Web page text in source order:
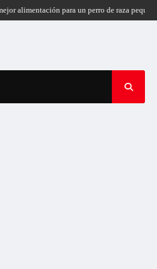
para un perro de raza pequeña